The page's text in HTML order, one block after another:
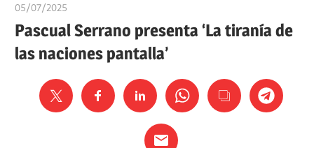
05/07/2025
Pascual Serrano presenta ‘La tiranía de
las naciones pantalla’